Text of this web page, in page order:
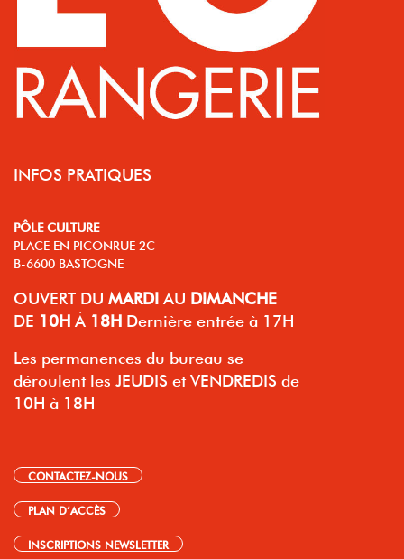
INFOS PRATIQUES
PÔLE CULTURE
PLACE EN PICONRUE 2C
B-6600 BASTOGNE
OUVERT DU MARDI AU DIMANCHE
DE 10H À 18H Dernière entrée à 17H
Les permanences du bureau se
déroulent les JEUDIS et VENDREDIS de
10H à 18H
CONTACTEZ-NOUS
PLAN D’ACCÈS
INSCRIPTIONS NEWSLETTER